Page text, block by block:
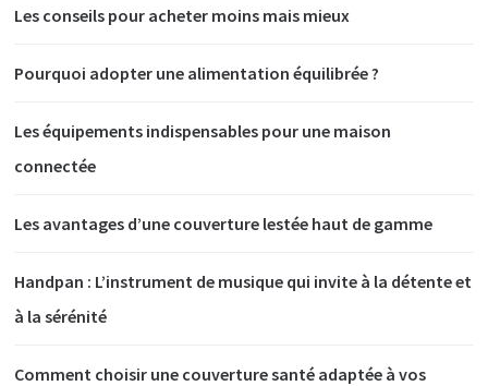
Les conseils pour acheter moins mais mieux
Pourquoi adopter une alimentation équilibrée ?
Les équipements indispensables pour une maison
connectée
Les avantages d’une couverture lestée haut de gamme
Handpan : L’instrument de musique qui invite à la détente et
à la sérénité
Comment choisir une couverture santé adaptée à vos